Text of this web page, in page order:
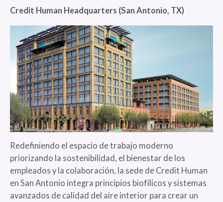
Credit Human Headquarters (San Antonio, TX)
Redefiniendo el espacio de trabajo moderno
priorizando la sostenibilidad, el bienestar de los
empleados y la colaboración, la sede de Credit Human
en San Antonio integra principios biofílicos y sistemas
avanzados de calidad del aire interior para crear un